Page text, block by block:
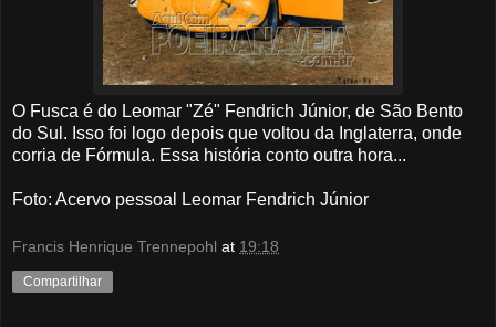
O Fusca é do Leomar "Zé" Fendrich Júnior, de São Bento
do Sul. Isso foi logo depois que voltou da Inglaterra, onde
corria de Fórmula. Essa história conto outra hora...
Foto: Acervo pessoal Leomar Fendrich Júnior
Francis Henrique Trennepohl at 19:18
Compartilhar